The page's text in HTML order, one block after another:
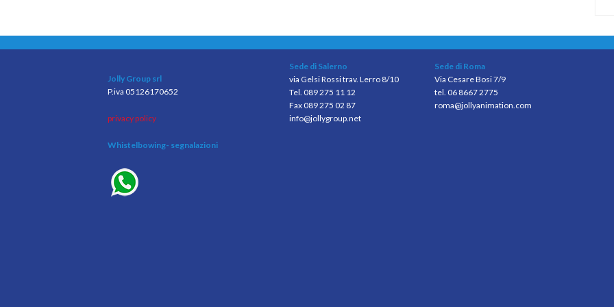
Jolly Group srl
P.iva 05126170652
privacy policy
Whistelbowing- segnalazioni
Sede di Salerno
via Gelsi Rossi trav. Lerro 8/10
Tel. 089 275 11 12
Fax 089 275 02 87
info@jollygroup.net
Sede di Roma
Via Cesare Bosi 7/9
tel. 06 8667 2775
roma@jollyanimation.com